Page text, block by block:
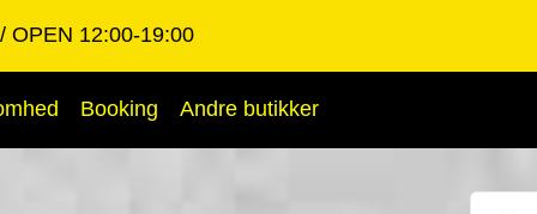
OPEN 12:00-19:00
Booking Andre butikker